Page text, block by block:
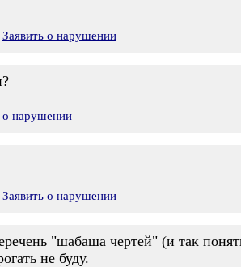
Заявить о нарушении
о нарушении
Заявить о нарушении
"шабаша чертей" (и так
не буду.